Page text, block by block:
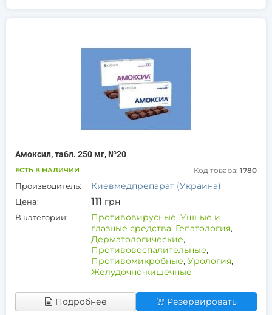
Амоксил, табл. 250 мг, №20
ЕСТЬ В НАЛИЧИИ Код товара: 1780
Производитель: Киевмедпрепарат (Украина)
Цена: 111 грн
В категории: Противовирусные, Ушные и
глазные средства, Гепатология,
Дерматологические,
Противовоспалительные,
Противомикробные, Урология,
Желудочно-кишечные
Подробнее Резервировать